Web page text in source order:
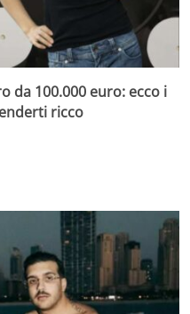
da 100.000 euro: ecco i
ricco